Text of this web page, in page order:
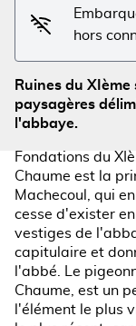
hors
Ruines du
paysagères
l'abbaye.
Fondations du
Chaume est la
Machecoul, qui
cesse d'exister
vestiges de
capitulaire et
l'abbé. Le
Chaume, est un
l'élément le plus